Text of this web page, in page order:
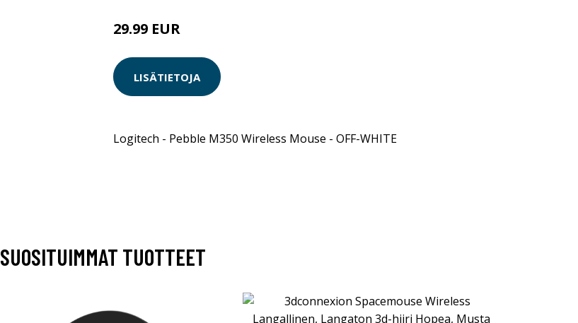
29.99 EUR
LISÄTIETOJA
Logitech - Pebble M350 Wireless Mouse - OFF-WHITE
SUOSITUIMMAT TUOTTEET